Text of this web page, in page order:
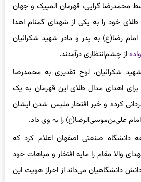
محمدرضا گرایی، قهرمان المپیک و جهان
خود را به یکی از شهدای گمنام اهدا
رضا(ع) به پدر و مادر شهید شکرائیان
از چشم‌انتظاری درآمدند.
شکرائیان، لوح تقدیری به محمدرضا
برای اهدای مدال طلای این قهرمان به یک
کرده و خبر افتخار ملبس شدن ایشان
علی‌بن‌موسی‌الرضا(ع) را به وی داد.
دانشگاه صنعتی اصفهان اعلام کرد که
والا مقام را مایه افتخار و مباهات خود
دانشگاهیان می‌داند از احراز هویت این